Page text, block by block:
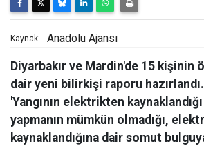
Kaynak: Anadolu Ajansı
Diyarbakır ve Mardin'de 15 kişinin
dair yeni bilirkişi raporu
'Yangının elektrikten
yapmanın mümkün olmadığı,
kaynaklandığına dair somut